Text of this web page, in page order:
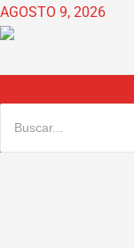
Ir
al
AGOSTO 9, 2026